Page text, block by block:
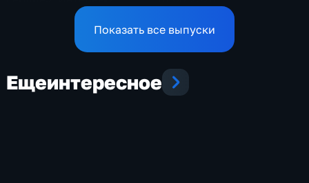
Показать все выпуски
Ещеинтересное